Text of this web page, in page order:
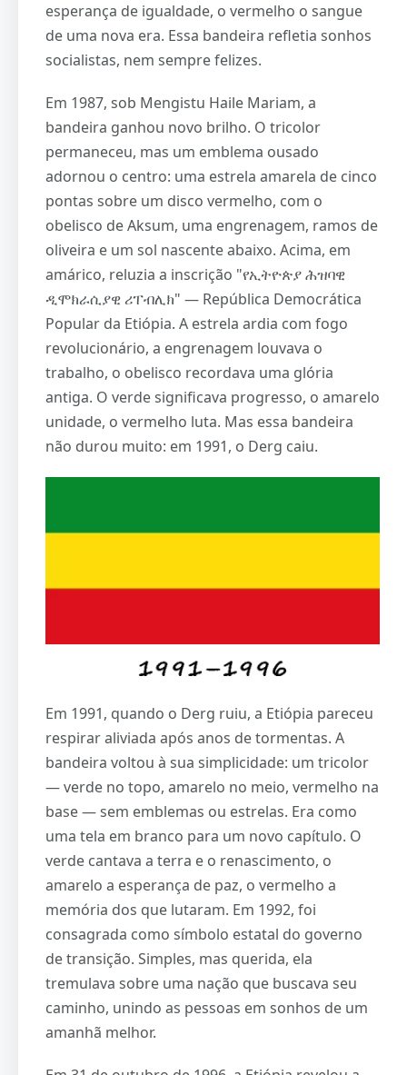
esperança de igualdade, o vermelho o sangue
de uma nova era. Essa bandeira refletia sonhos
socialistas, nem sempre felizes.
Em 1987, sob Mengistu Haile Mariam, a
bandeira ganhou novo brilho. O tricolor
permaneceu, mas um emblema ousado
adornou o centro: uma estrela amarela de cinco
pontas sobre um disco vermelho, com o
obelisco de Aksum, uma engrenagem, ramos de
oliveira e um sol nascente abaixo. Acima, em
amárico, reluzia a inscrição "የኢትዮጵያ ሕዝባዊ
ዲሞክራሲያዊ ሪፐብሊክ" — República Democrática
Popular da Etiópia. A estrela ardia com fogo
revolucionário, a engrenagem louvava o
trabalho, o obelisco recordava uma glória
antiga. O verde significava progresso, o amarelo
unidade, o vermelho luta. Mas essa bandeira
não durou muito: em 1991, o Derg caiu.
Em 1991, quando o Derg ruiu, a Etiópia pareceu
respirar aliviada após anos de tormentas. A
bandeira voltou à sua simplicidade: um tricolor
— verde no topo, amarelo no meio, vermelho na
base — sem emblemas ou estrelas. Era como
uma tela em branco para um novo capítulo. O
verde cantava a terra e o renascimento, o
amarelo a esperança de paz, o vermelho a
memória dos que lutaram. Em 1992, foi
consagrada como símbolo estatal do governo
de transição. Simples, mas querida, ela
tremulava sobre uma nação que buscava seu
caminho, unindo as pessoas em sonhos de um
amanhã melhor.